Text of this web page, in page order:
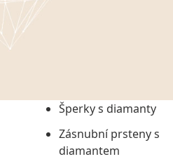
Šperky s diamanty
Zásnubní prsteny s
diamantem